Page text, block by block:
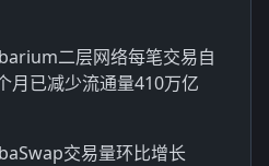
二层网络每笔交易自
月已减少流通量410万亿
交易量环比增长